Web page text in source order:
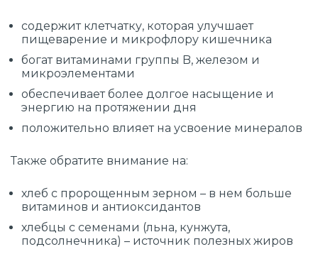
содержит клетчатку, которая улучшает
пищеварение и микрофлору кишечника
богат витаминами группы B, железом и
микроэлементами
обеспечивает более долгое насыщение и
энергию на протяжении дня
положительно влияет на усвоение минералов
Также обратите внимание на:
хлеб с пророщенным зерном – в нем больше
витаминов и антиоксидантов
хлебцы с семенами (льна, кунжута,
подсолнечника) – источник полезных жиров